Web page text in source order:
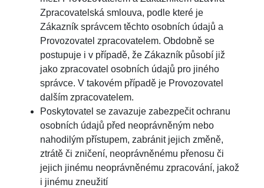
Zpracovatelská smlouva, podle které je
Zákazník správcem těchto osobních údajů a
Provozovatel zpracovatelem. Obdobně se
postupuje i v případě, že Zákazník působí již
jako zpracovatel osobních údajů pro jiného
správce. V takovém případě je Provozovatel
dalším zpracovatelem.
Poskytovatel se zavazuje zabezpečit ochranu
osobních údajů před neoprávněným nebo
nahodilým přístupem, zabránit jejich změně,
ztrátě či zničení, neoprávněnému přenosu či
jejich jinému neoprávněnému zpracování, jakož
i jinému zneužití